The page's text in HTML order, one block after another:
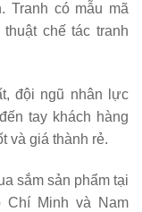
Tranh có mẫu mã
chế tác tranh
đội ngũ nhân lực
tay khách hàng
và giá thành rẻ.
sắm sản phẩm tại
Chí Minh và Nam